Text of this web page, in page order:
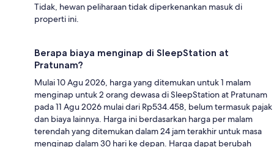
Tidak, hewan peliharaan tidak diperkenankan masuk di
properti ini.
Berapa biaya menginap di SleepStation at
Pratunam?
Mulai 10 Agu 2026, harga yang ditemukan untuk 1 malam
menginap untuk 2 orang dewasa di SleepStation at Pratunam
pada 11 Agu 2026 mulai dari Rp534.458, belum termasuk pajak
dan biaya lainnya. Harga ini berdasarkan harga per malam
terendah yang ditemukan dalam 24 jam terakhir untuk masa
menginap dalam 30 hari ke depan. Harga dapat berubah